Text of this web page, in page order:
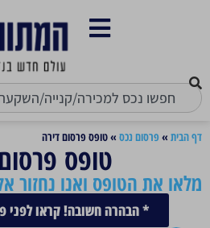
דף הבית » פרסום נכס »טופס פרסום דירה
טופס
מלאו את הטופס ואנו נחזור
* הבהרה חשובה! קראו לפני